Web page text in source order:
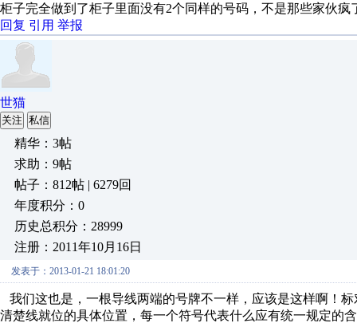
柜子完全做到了柜子里面没有2个同样的号码，不是那些家伙疯
回复 引用 举报
世猫
关注 私信
精华：3帖
求助：9帖
帖子：812帖 | 6279回
年度积分：0
历史总积分：28999
注册：2011年10月16日
发表于：2013-01-21 18:01:20
我们这也是，一根导线两端的号牌不一样，应该是这样啊！ 标
清楚线就位的具体位置，每一个符号代表什么应有统一规定的